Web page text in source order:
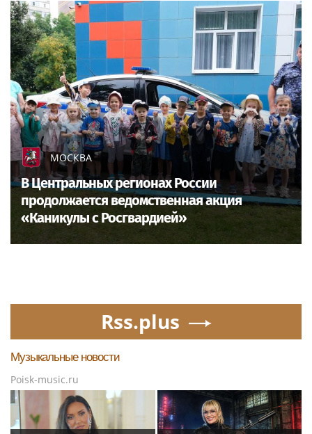
МОСКВА
В Центральных регионах России
продолжается ведомственная акция
«Каникулы с Росгвардией»
Rss.plus
Музыкальные новости
Poisk-music.ru